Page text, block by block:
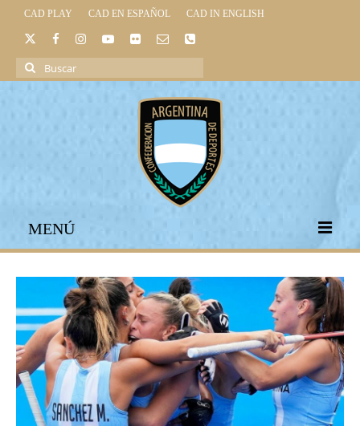
CAD PLAY CAD EN ESPAÑOL CAD IN ENGLISH
Buscar
por:
MENÚ
INICIO
INSTITUCIONAL
LEGISLACIÓN DEPORTIVA
UNIVERSO CAD
NOTICIAS